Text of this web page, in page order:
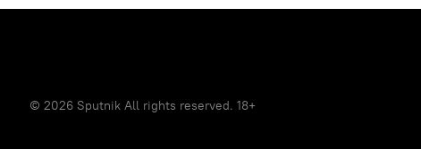
© 2026 Sputnik All rights reserved. 18+